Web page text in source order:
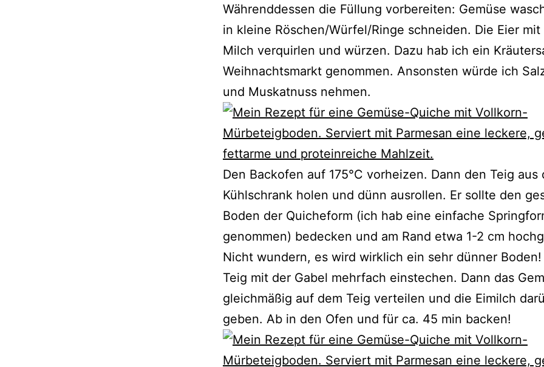
Währenddessen die Füllung vorbereiten: Gemüse
in kleine Röschen/Würfel/Ringe schneiden. Die Eier mit
Milch verquirlen und würzen. Dazu hab ich ein
Weihnachtsmarkt genommen. Ansonsten würde ich
und Muskatnuss nehmen.
Den Backofen auf 175°C vorheizen. Dann den Teig aus
Kühlschrank holen und dünn ausrollen. Er sollte den
Boden der Quicheform (ich hab eine einfache
genommen) bedecken und am Rand etwa 1-2 cm
Nicht wundern, es wird wirklich ein sehr dünner Boden!
Teig mit der Gabel mehrfach einstechen. Dann das
gleichmäßig auf dem Teig verteilen und die Eimilch
geben. Ab in den Ofen und für ca. 45 min backen!